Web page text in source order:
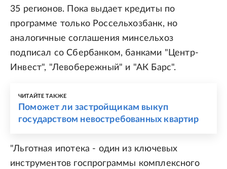
35 регионов. Пока выдает кредиты по
программе только Россельхозбанк, но
аналогичные соглашения минсельхоз
подписал со Сбербанком, банками "Центр-
Инвест", "Левобережный" и "АК Барс".
ЧИТАЙТЕ ТАКЖЕ
Поможет ли застройщикам выкуп
государством невостребованных квартир
"Льготная ипотека - один из ключевых
инструментов госпрограммы комплексного